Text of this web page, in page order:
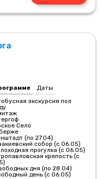
Даты
экскурсия пол
Село
(по 27.04)
собор (с 06.05)
прогулка (с 06.05)
крепость (с
дня (по 28.04)
день (с 06.05)